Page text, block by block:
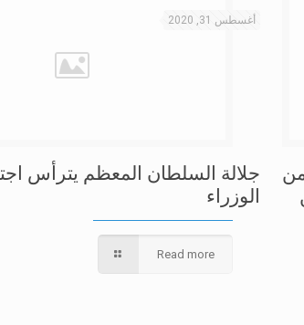
أغسطس 31, 2020
جلالة السلطان المعظم يترأس
الوزراء
Read more